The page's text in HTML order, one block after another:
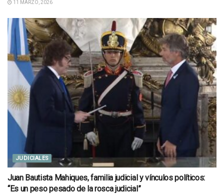
11 MARZO, 2026
JUDICIALES
Juan Bautista Mahiques, familia judicial y vínculos políticos:
“Es un peso pesado de la rosca judicial”